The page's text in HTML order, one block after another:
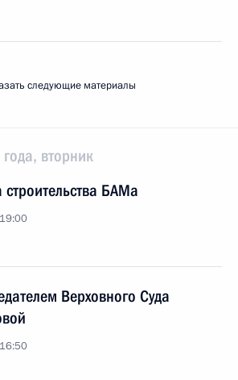
следующие материалы
вторник
БАМа
Верховного Суда